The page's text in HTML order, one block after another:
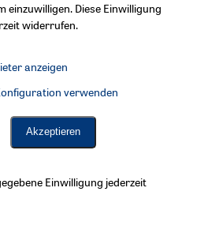
einzuwilligen. Diese Einwilligung
widerrufen.
anzeigen
/ Facebook Connect, Google Maps
verwenden
Akzeptieren
Einwilligung jederzeit